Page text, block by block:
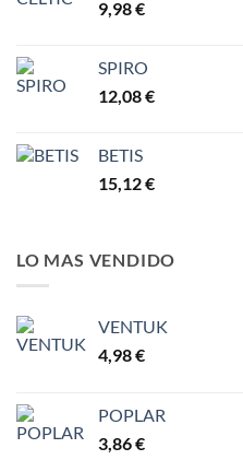
9,98€
SPIRO
12,08€
BETIS
15,12€
LO MAS VENDIDO
VENTUK
4,98€
POPLAR
3,86€